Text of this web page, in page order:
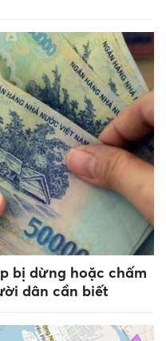
bị dừng hoặc chấm
dân cần biết